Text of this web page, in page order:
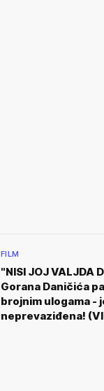
FILM
"NISI JOJ VALJDA
Gorana Daničića
brojnim ulogama -
neprevaziđena!